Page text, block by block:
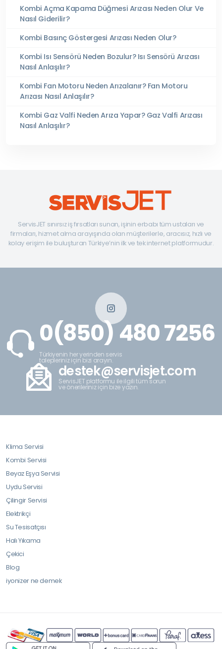
Kombi Açma Kapama Düğmesi Arızası Neden Olur Ve
Nasıl Giderilir?
Kombi Basınç Göstergesi Arızası Neden Olur?
Kombi Isı Sensörü Neden Bozulur? Isı Sensörü Arızası
Nasıl Anlaşılır?
Kombi Fan Motoru Neden Arızalanır? Fan Motoru
Arızası Nasıl Anlaşılır?
Kombi Gaz Valfi Neden Arıza Yapar? Gaz Valfi Arızası
Nasıl Anlaşılır?
ServisJET sınırsız iş fırsatları sunan, işinin erbabı tüm ustaları ve
firmaları, hizmet alma arayışında olan müşterilerle, aracısız, hızlı ve
kolay erişim ile buluşturan Türkiye’nin ilk ve tek internet platformudur.
0(850) 480 7256
Türkiyenin her yerinden servis
talepleriniz için bizi arayın.
destek@servisjet.com
ServisJET platformu ile ilgili tüm sorun
ve önerileriniz için bize yazın.
Klima Servisi
Kombi Servisi
Beyaz Eşya Servisi
Uydu Servisi
Çilingir Servisi
Elektrikçi
Su Tesisatçısı
Halı Yıkama
Çekici
Blog
iyonizer ne demek